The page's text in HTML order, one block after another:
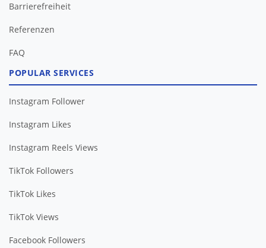
Barrierefreiheit
FAQ
POPULAR SERVICES
Instagram Follower
Instagram Likes
Instagram Reels Views
TikTok Followers
TikTok Likes
TikTok Views
Facebook Followers